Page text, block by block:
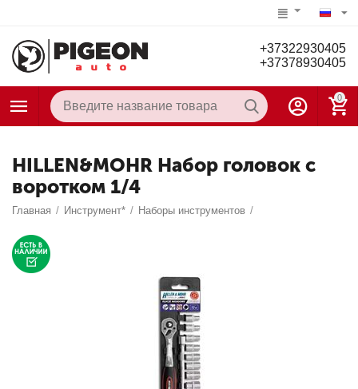
+37322930405
+37378930405
0
HILLEN&MOHR Набор головок с
воротком 1/4
Главная / Инструмент* / Наборы инструментов /